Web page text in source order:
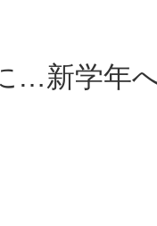
に…新学年